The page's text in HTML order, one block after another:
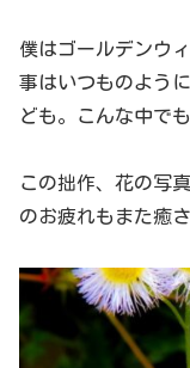
僕はゴールデンウ
事はいつものよう
ども。こんな中で
この拙作、花の写
のお疲れもまた癒